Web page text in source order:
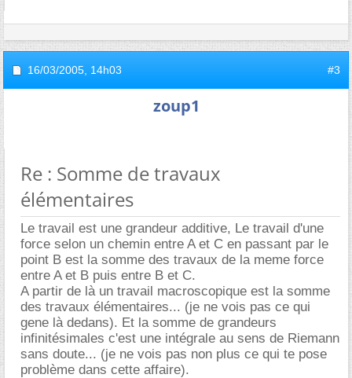
16/03/2005, 14h03 #3
zoup1
Re : Somme de travaux
élémentaires
Le travail est une grandeur additive, Le travail d'une
force selon un chemin entre A et C en passant par le
point B est la somme des travaux de la meme force
entre A et B puis entre B et C.
A partir de là un travail macroscopique est la somme
des travaux élémentaires... (je ne vois pas ce qui
gene là dedans). Et la somme de grandeurs
infinitésimales c'est une intégrale au sens de Riemann
sans doute... (je ne vois pas non plus ce qui te pose
problème dans cette affaire).